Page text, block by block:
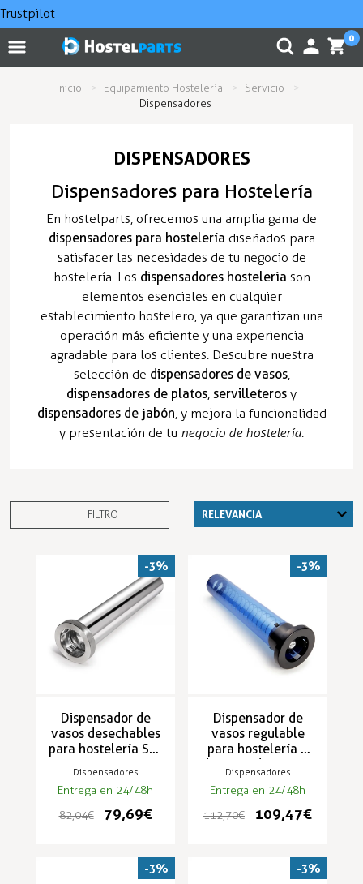
Trustpilot
0
Inicio Equipamiento Hostelería
Servicio
Dispensadores
DISPENSADORES
Dispensadores para Hostelería
En hostelparts, ofrecemos una amplia gama de
dispensadores para hostelería diseñados para
satisfacer las necesidades de tu negocio de
hostelería. Los dispensadores hostelería son
elementos esenciales en cualquier
establecimiento hostelero, ya que garantizan una
operación más eficiente y una experiencia
agradable para los clientes. Descubre nuestra
selección de dispensadores de vasos,
dispensadores de platos, servilleteros y
dispensadores de jabón, y mejora la funcionalidad
y presentación de tu negocio de hostelería.
FILTRO
Dispensador de
vasos desechables
para hostelería SC-
Dispensadores
Entrega en 24/48h
82,04 €
79,69 €
-3%
Dispensador de
vasos regulable
para hostelería a
distintos diámetros
C5250C
Dispensadores
Entrega en 24/48h
112,70 €
109,47 €
-3%
-3% -3%